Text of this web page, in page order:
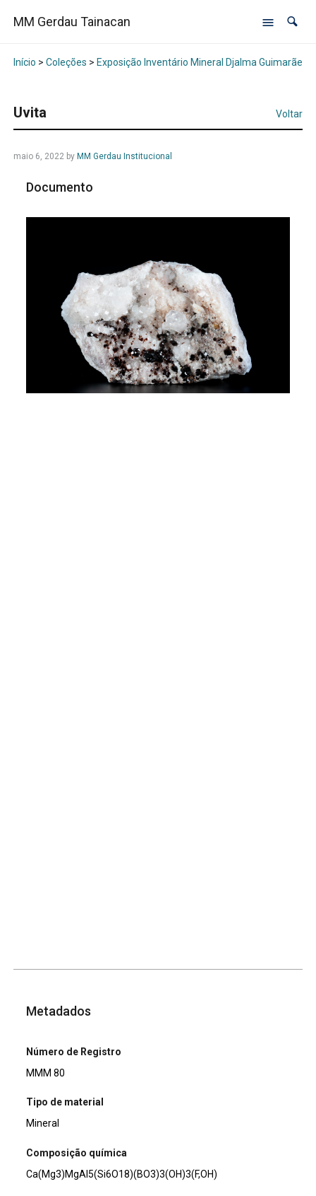
MM Gerdau Tainacan
Início > Coleções > Exposição Inventário Mineral Djalma Guimarães
Uvita Voltar
maio 6, 2022by MM Gerdau Institucional
Documento
Metadados
Número de Registro
MMM 80
Tipo de material
Mineral
Composição química
Ca(Mg3)MgAl5(Si6O18)(BO3)3(OH)3(F,OH)